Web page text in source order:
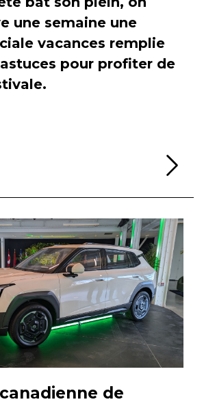
une semaine une
vacances remplie
pour profiter de
de